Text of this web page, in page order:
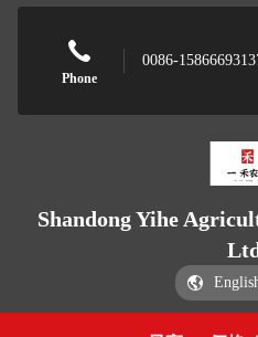
Phone
0086-
Shandong Yihe